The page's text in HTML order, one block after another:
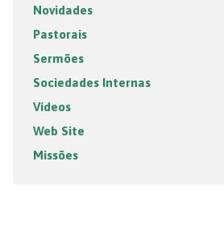
Novidades
Pastorais
Sermões
Sociedades Internas
Vídeos
Web Site
Missões